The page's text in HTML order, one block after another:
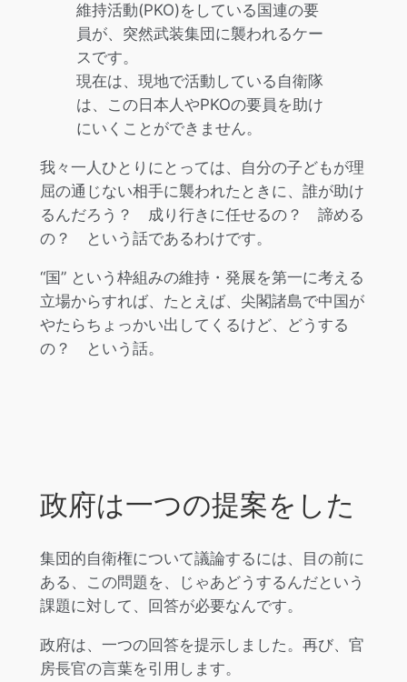
維持活動(PKO)をしている国連の要
員が、突然武装集団に襲われるケー
スです。
現在は、現地で活動している自衛隊
は、この日本人やPKOの要員を助け
にいくことができません。
我々一人ひとりにとっては、自分の子どもが理
屈の通じない相手に襲われたときに、誰が助け
るんだろう？ 成り行きに任せるの？ 諦める
の？ という話であるわけです。
“国” という枠組みの維持・発展を第一に考える
立場からすれば、たとえば、尖閣諸島で中国が
やたらちょっかい出してくるけど、どうする
の？ という話。
政府は一つの提案をした
集団的自衛権について議論するには、目の前に
ある、この問題を、じゃあどうするんだという
課題に対して、回答が必要なんです。
政府は、一つの回答を提示しました。再び、官
房長官の言葉を引用します。